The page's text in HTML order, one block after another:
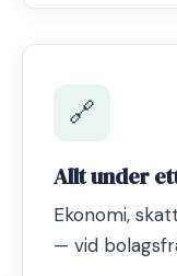
🔗
Allt under
Ekonomi,
— vid